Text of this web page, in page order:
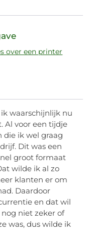
over een printer
waarschijnlijk nu
Al voor een tijdje
die ik wel graag
Dit was een
groot formaat
wilde ik al zo
klanten er om
Daardoor
en dat wil
niet zeker of
was, dus wilde ik